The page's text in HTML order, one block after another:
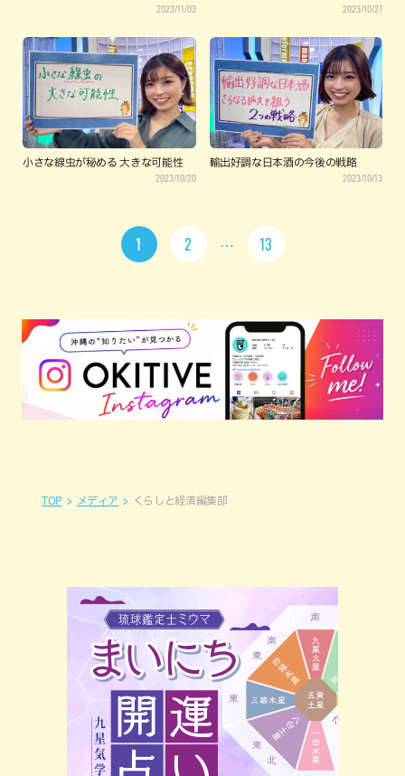
2023/11/03 2023/10/27
小さな線虫が秘める 大きな可能性
2023/10/20
輸出好調な日本酒の今後の戦略
2023/10/13
1 2 13
TOP メディア くらしと経済編集部